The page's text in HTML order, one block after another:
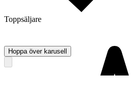
Toppsäljare
Hoppa över karusell